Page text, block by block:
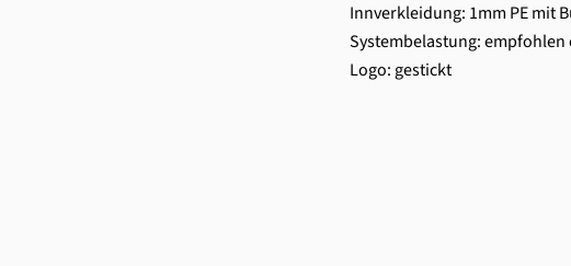
Innverkleidung: 1mm PE mit
Systembelastung: empfohlen
Logo: gestickt